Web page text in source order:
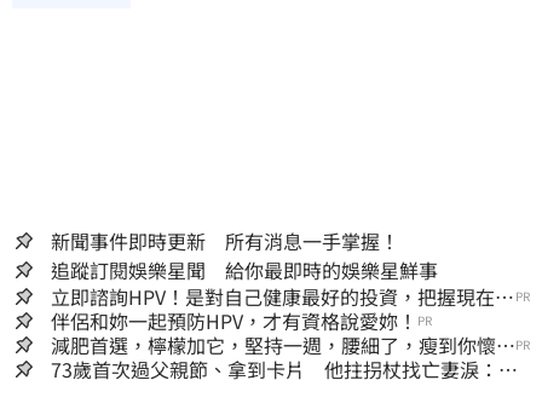
新聞事件即時更新 所有消息一手掌握！
追蹤訂閱娛樂星聞 給你最即時的娛樂星鮮事
立即諮詢HPV！是對自己健康最好的投資，把握現在不
嫌晚！
PR
伴侶和妳一起預防HPV，才有資格說愛妳！ PR
減肥首選，檸檬加它，堅持一週，腰細了，瘦到你懷疑
人生
PR
73歲首次過父親節、拿到卡片 他拄拐杖找亡妻淚：今